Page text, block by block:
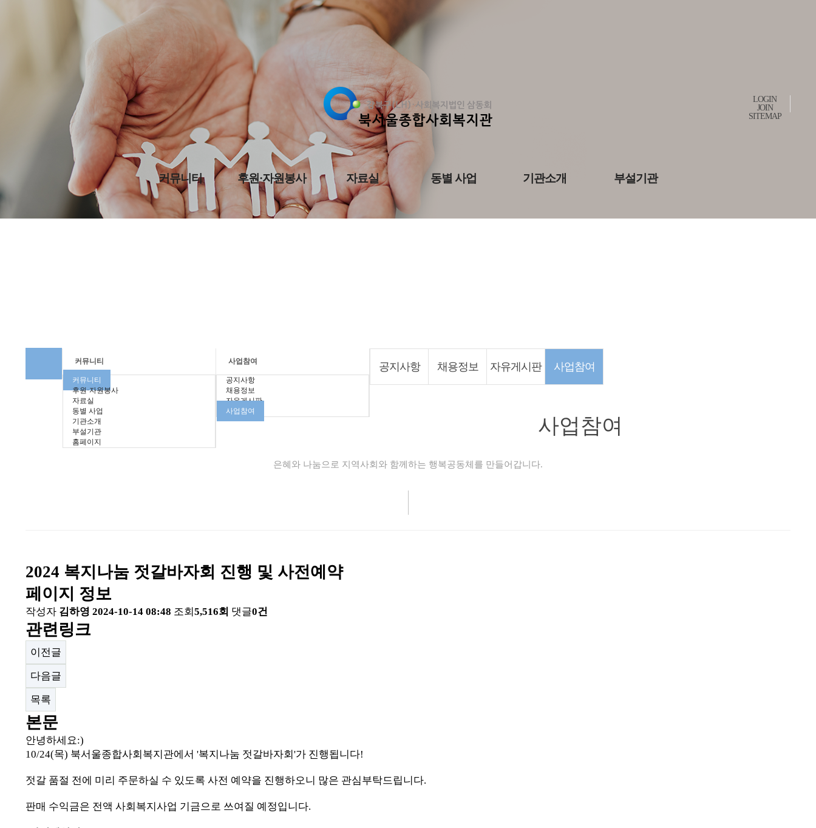
LOGIN
JOIN
SITEMAP
커뮤니티 후원·자원봉사 자료실 동별 사업 기관소개 부설기관
커뮤니티
커뮤니티
후원·자원봉사
자료실
동별 사업
기관소개
부설기관
홈페이지
사업참여
공지사항
채용정보
자유게시판
사업참여
공지사항 채용정보 자유게시판 사업참여
사업참여
은혜와 나눔으로 지역사회와 함께하는 행복공동체를 만들어갑니다.
2024 복지나눔 젓갈바자회 진행 및 사전예약
페이지 정보
작성자 김하영 2024-10-14 08:48 조회5,516회 댓글0건
관련링크
이전글
다음글
목록
본문
안녕하세요:)
10/24(목) 북서울종합사회복지관에서 '복지나눔 젓갈바자회'가 진행됩니다!
젓갈 품절 전에 미리 주문하실 수 있도록 사전 예약을 진행하오니 많은 관심부탁드립니다.
판매 수익금은 전액 사회복지사업 기금으로 쓰여질 예정입니다.